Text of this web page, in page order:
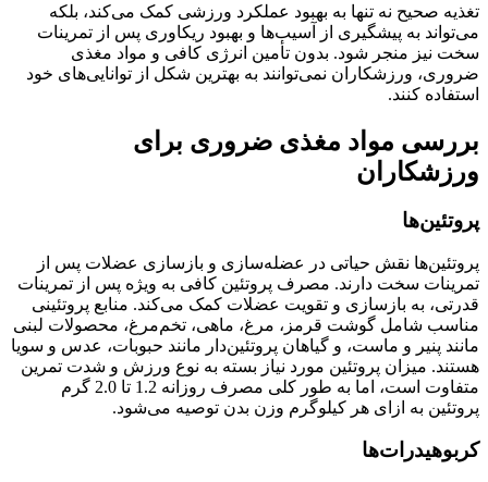
تغذیه صحیح نه تنها به بهبود عملکرد ورزشی کمک می‌کند، بلکه
می‌تواند به پیشگیری از آسیب‌ها و بهبود ریکاوری پس از تمرینات
سخت نیز منجر شود. بدون تأمین انرژی کافی و مواد مغذی
ضروری، ورزشکاران نمی‌توانند به بهترین شکل از توانایی‌های خود
استفاده کنند.
بررسی مواد مغذی ضروری برای
ورزشکاران
پروتئین‌ها
پروتئین‌ها نقش حیاتی در عضله‌سازی و بازسازی عضلات پس از
تمرینات سخت دارند. مصرف پروتئین کافی به ویژه پس از تمرینات
قدرتی، به بازسازی و تقویت عضلات کمک می‌کند. منابع پروتئینی
مناسب شامل گوشت قرمز، مرغ، ماهی، تخم‌مرغ، محصولات لبنی
مانند پنیر و ماست، و گیاهان پروتئین‌دار مانند حبوبات، عدس و سویا
هستند. میزان پروتئین مورد نیاز بسته به نوع ورزش و شدت تمرین
متفاوت است، اما به طور کلی مصرف روزانه 1.2 تا 2.0 گرم
پروتئین به ازای هر کیلوگرم وزن بدن توصیه می‌شود.
کربوهیدرات‌ها